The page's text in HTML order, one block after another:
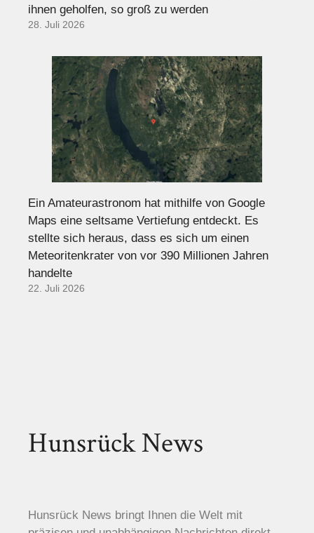
ihnen geholfen, so groß zu werden
28. Juli 2026
Ein Amateurastronom hat mithilfe von Google
Maps eine seltsame Vertiefung entdeckt. Es
stellte sich heraus, dass es sich um einen
Meteoritenkrater von vor 390 Millionen Jahren
handelte
22. Juli 2026
Hunsrück News
Hunsrück News bringt Ihnen die Welt mit